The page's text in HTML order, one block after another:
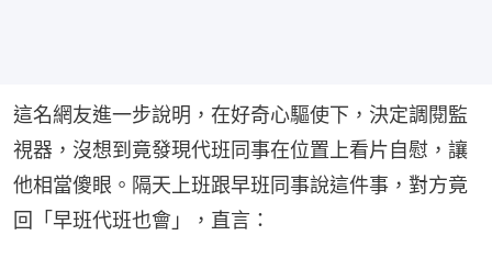
這名網友進一步說明，在好奇心驅使下，決定調閱監
視器，沒想到竟發現代班同事在位置上看片自慰，讓
他相當傻眼。隔天上班跟早班同事說這件事，對方竟
回「早班代班也會」，直言：